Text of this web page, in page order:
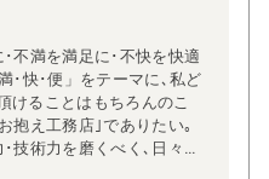
不満を満足に･不快を快適
･快･便」をテーマに､私ど
けることはもちろんのこ
抱え工務店｣でありたい｡
技術力を磨くべく､日々精